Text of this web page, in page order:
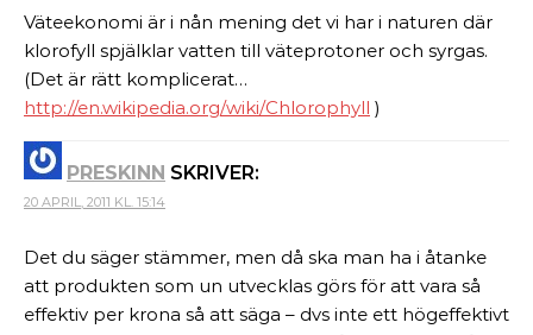
Väteekonomi är i nån mening det vi har i naturen där
klorofyll spjälklar vatten till väteprotoner och syrgas.
(Det är rätt komplicerat…
http://en.wikipedia.org/wiki/Chlorophyll )
PRESKINN SKRIVER:
20 APRIL, 2011 KL. 15:14
Det du säger stämmer, men då ska man ha i åtanke
att produkten som un utvecklas görs för att vara så
effektiv per krona så att säga – dvs inte ett högeffektivt